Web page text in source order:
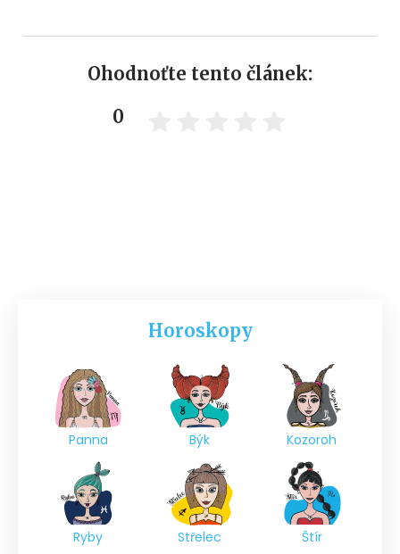
Ohodnoťte tento článek:
0
Horoskopy
Panna Býk Kozoroh
Ryby Střelec Štír